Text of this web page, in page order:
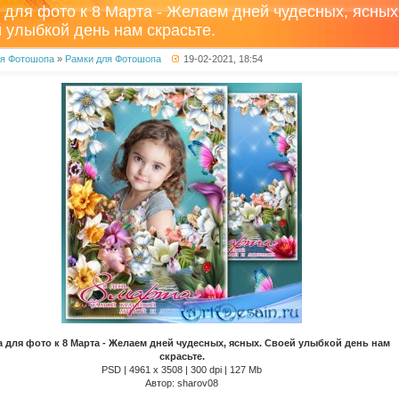
для фото к 8 Марта - Желаем дней чудесных,
день нам скрасьте.
Фотошопа » Рамки для Фотошопа 19-02-2021, 18:54
для фото к 8 Марта - Желаем дней чудесных, ясных. Своей улыбкой день нам
скрасьте.
PSD | 4961 х 3508 | 300 dpi | 127 Mb
Автор: sharov08